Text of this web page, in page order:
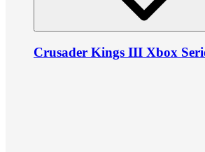
Crusader Kings III Xbox